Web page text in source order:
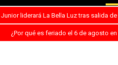
Junior liderará La Bella Luz tras salida
¿Por qué es feriado el 6 de agosto